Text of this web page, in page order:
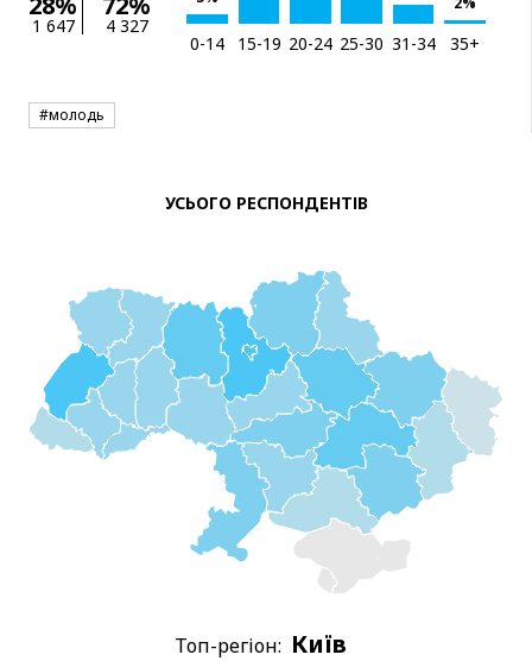
1 647 4 327
0-14 15-19 20-24 25-30 31-34 35+
#молодь
УСЬОГО РЕСПОНДЕНТІВ
Топ-регіон: Київ